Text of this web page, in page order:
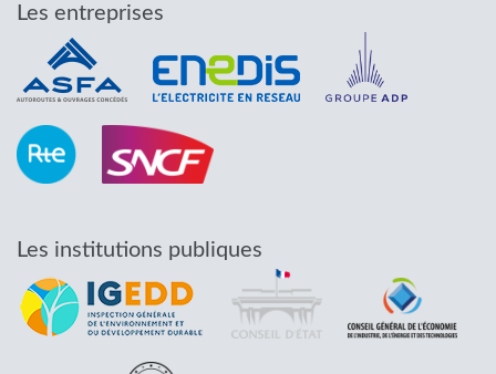
Les entreprises
Les institutions publiques